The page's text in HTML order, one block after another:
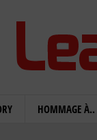
HOMMAGE À..